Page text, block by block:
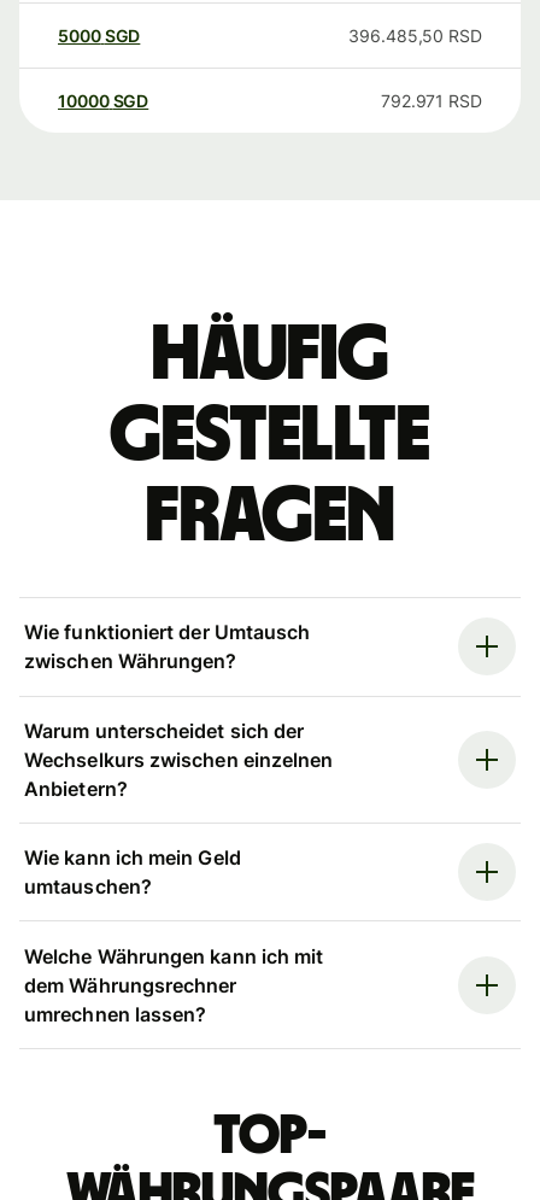
5000SGD 396.485,50 RSD
10000 SGD 792.971 RSD
Häufig
gestellte
Fragen
Wie funktioniert der Umtausch
zwischen Währungen?
Warum unterscheidet sich der
Wechselkurs zwischen einzelnen
Anbietern?
Wie kann ich mein Geld
umtauschen?
Welche Währungen kann ich mit
dem Währungsrechner
umrechnen lassen?
Top-